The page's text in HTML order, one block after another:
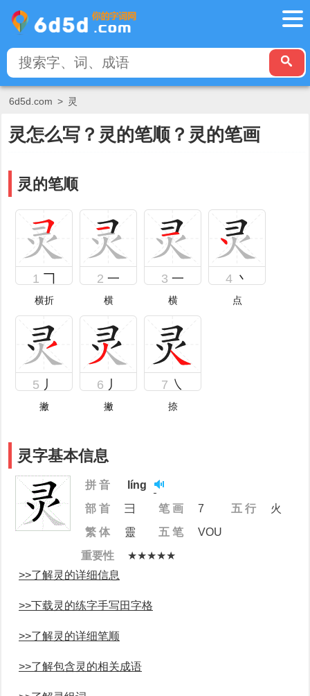
6d5d.com > 灵
灵怎么写？灵的笔顺？灵的笔画
灵的笔顺
1 𠃍
横折
2 一
横
3 一
横
4 丶
点
5 丿
撇
6 丿
撇
7 ㇏
捺
灵字基本信息
拼 音
líng
部 首
彐 笔 画 7 五 行
火
繁 体
靈 五 笔
VOU
重要性
★★★★★
>>了解灵的详细信息
>>下载灵的练字手写田字格
>>了解灵的详细笔顺
>>了解包含灵的相关成语